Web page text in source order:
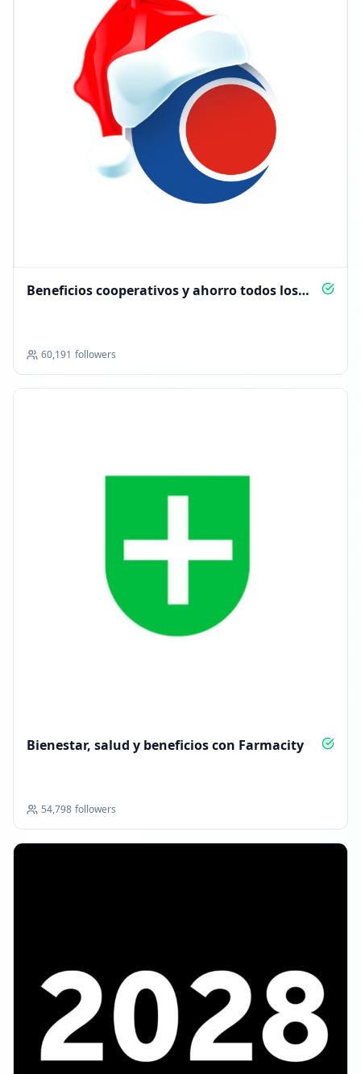
Beneficios cooperativos y ahorro todos los
60,191 followers
Bienestar, salud y beneficios con Farmacity
54,798 followers